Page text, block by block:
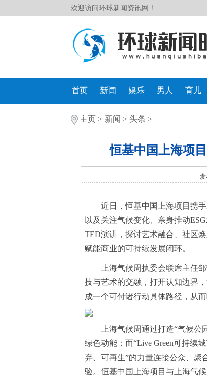
欢迎访问环球新闻资讯网！
首页 新闻 娱乐 男人 育儿
主页> 新闻 > 头条 >
恒基中国上海项
发
近日，恒基中国上海项目携
以及关注气候变化、亲身推动
TED演讲，探讨艺术融合、社区
赋能商业的可持续发展闭环。
上海气候周执委会联席主任
技与艺术的交融，打开认知边界
成一个可付诸行动具体路径，从
上海气候周通过打造“气候
绿色动能；而“Live Green可持续
弃、可再生”的力量连接公众、聚
验。恒基中国上海项目与上海气